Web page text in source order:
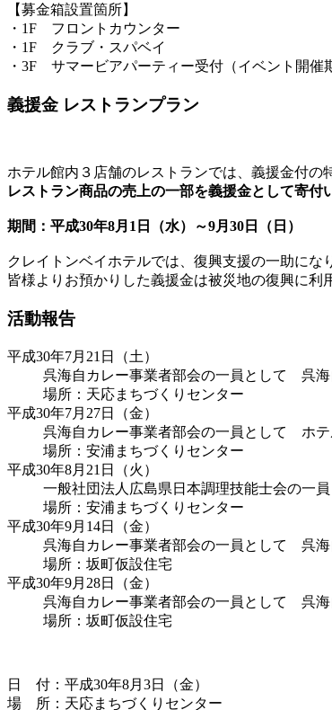
【募金箱設置箇所】
・1F フロントカウンター
・1F クラブ・スパベイ
・3F サマービアパーティー受付（イベント開催
義援金 レストランプラン
ホテル館内３店舗のレストランでは、義援金付の
レストラン商品の売上の一部を義援金として寄付
期間：平成30年8月1日（水）～9月30日（日）
クレイトンベイホテルでは、復興支援の一助にな
皆様よりお預かりした義援金は被災地の復興に利
活動報告
平成30年7月21日（土）
呉海自カレー事業者部会の一員として 呉海
場所：天応まちづくりセンター
平成30年7月27日（金）
呉海自カレー事業者部会の一員として ホテ
場所：安浦まちづくりセンター
平成30年8月21日（火）
一般社団法人広島県日本調理技能士会の一
場所：安浦まちづくりセンター
平成30年9月14日（金）
呉海自カレー事業者部会の一員として 呉海
場所：坂町仮設住宅
平成30年9月28日（金）
呉海自カレー事業者部会の一員として 呉海
場所：坂町仮設住宅
日 付：平成30年8月3日（金）
場 所：天応まちづくりセンター